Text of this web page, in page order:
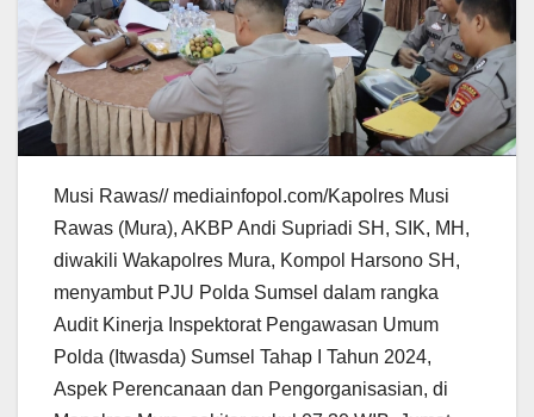
Musi Rawas// mediainfopol.com/Kapolres Musi
Rawas (Mura), AKBP Andi Supriadi SH, SIK, MH,
diwakili Wakapolres Mura, Kompol Harsono SH,
menyambut PJU Polda Sumsel dalam rangka
Audit Kinerja Inspektorat Pengawasan Umum
Polda (Itwasda) Sumsel Tahap I Tahun 2024,
Aspek Perencanaan dan Pengorganisasian, di